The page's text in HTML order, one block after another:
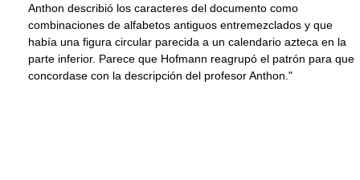
Anthon describió los caracteres del documento como
combinaciones de alfabetos antiguos entremezclados y que
había una figura circular parecida a un calendario azteca en la
parte inferior. Parece que Hofmann reagrupó el patrón para que
concordase con la descripción del profesor Anthon."